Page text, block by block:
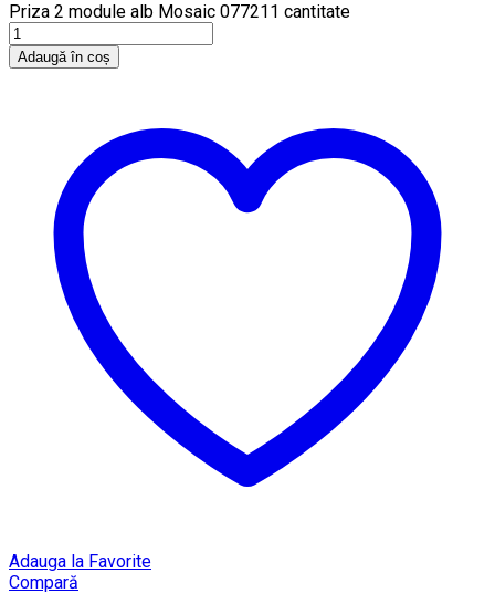
Priza 2 module alb Mosaic 077211 cantitate
Adaugă în coș
Adauga la Favorite
Compară